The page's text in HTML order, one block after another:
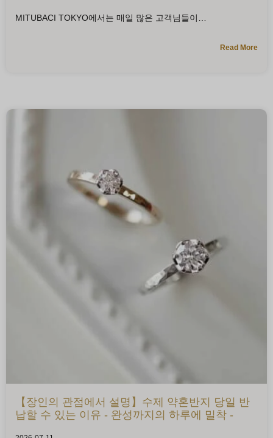
MITUBACI TOKYO에서는 매일 많은 고객님들이
Read More
【장인의 관점에서 설명】수제 약혼반지 당일 반
납할 수 있는 이유 - 완성까지의 하루에 밀착 -